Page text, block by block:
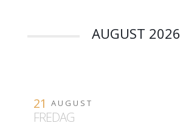
AUGUST 2026
21 AUGUST
FREDAG